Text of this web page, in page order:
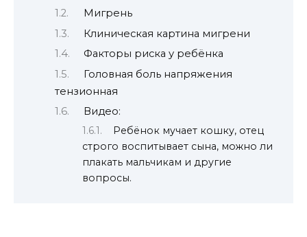
Мигрень
Клиническая картина мигрени
Факторы риска у ребёнка
Головная боль напряжения
тензионная
Видео:
Ребёнок мучает кошку, отец
строго воспитывает сына, можно ли
плакать мальчикам и другие
вопросы.